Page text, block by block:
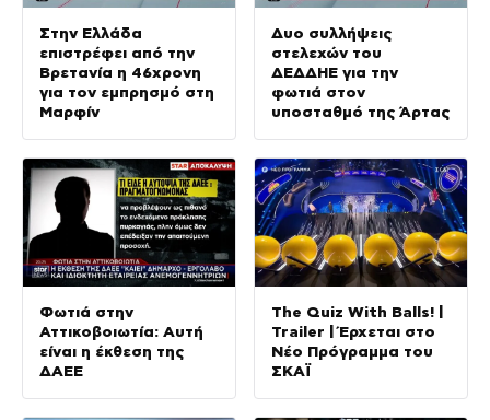
Στην Ελλάδα
επιστρέφει από την
Βρετανία η 46χρονη
για τον εμπρησμό στη
Μαρφίν
Δυο συλλήψεις
στελεχών του
ΔΕΔΔΗΕ για την
φωτιά στον
υποσταθμό της Άρτας
Φωτιά στην
Αττικοβοιωτία: Αυτή
είναι η έκθεση της
ΔΑΕΕ
The Quiz With Balls! |
Trailer | Έρχεται στο
Νέο Πρόγραμμα του
ΣΚΑΪ